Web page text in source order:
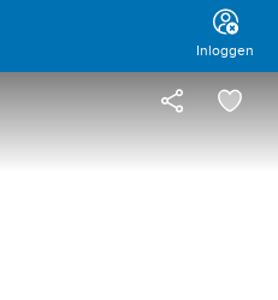
Inloggen